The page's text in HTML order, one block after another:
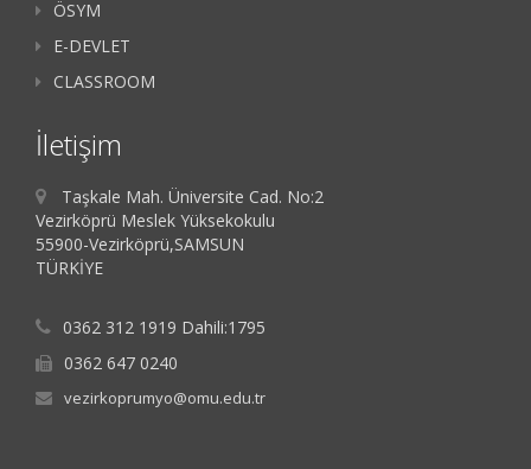
ÖSYM
E-DEVLET
CLASSROOM
İletişim
Taşkale Mah. Üniversite Cad. No:2
Vezirköprü Meslek Yüksekokulu
55900-Vezirköprü,SAMSUN
TÜRKİYE
0362 312 1919 Dahili:1795
0362 647 0240
vezirkoprumyo@omu.edu.tr